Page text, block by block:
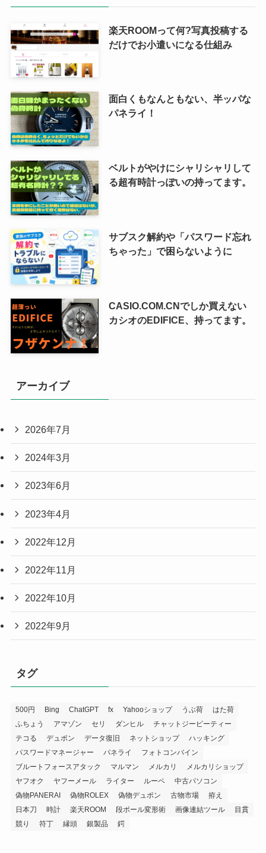
楽天ROOMって何?写真投稿する
だけでお小遣いになる仕組み
面白くもなんともない、半ッパな
パネライ！
ベルトがやけにシャリシャリして
る超有時計っぽいの持ってます。
サブスク解約や「パスワード忘れ
ちゃった」で困らないように
CASIO.COM.CNでしか買えない
カシオのEDIFICE、持ってます。
アーカイブ
2026年7月
2024年3月
2023年6月
2023年4月
2022年12月
2022年11月
2022年10月
2022年9月
タグ
500円 Bing ChatGPT fx Yahooショップ うぶ荷
はた荷
ふちょう
アマゾン セリ ダンヒル
チャットジーピーティー
テコる
デュポン データ復旧 ネットショップ
ハッキング
パスワードマネージャー
パネライ
フォトコンバイン
ブルートフォースアタック
マルマン メルカリ
メルカリショップ
ヤフオク
ヤフーメール ライター ルーペ
中古パソコン
偽物PANERAI
偽物ROLEX 偽物デュポン 古物市場
拵え
日本刀
時計 楽天ROOM 段ボール変形術 画像連結ツール
目貫
競り
符丁 縁頭 銀製品 鍔